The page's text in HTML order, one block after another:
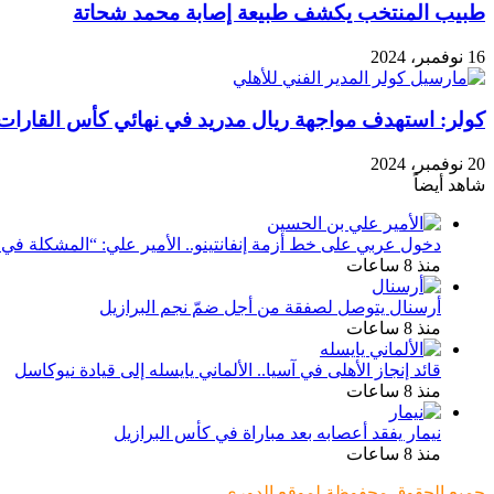
طبيب المنتخب يكشف طبيعة إصابة محمد شحاتة
16 نوفمبر، 2024
كولر: استهدف مواجهة ريال مدريد في نهائي كأس
20 نوفمبر، 2024
شاهد أيضاً
دخول عربي على خط أزمة إنفانتينو.. الأمير علي: “المشكلة في
منذ 8 ساعات
أرسنال يتوصل لصفقة من أجل ضمّ نجم البرازيل
منذ 8 ساعات
قائد إنجاز الأهلى في آسيا.. الألماني يايسله إلى قيادة نيوكاسل
منذ 8 ساعات
نيمار يفقد أعصابه بعد مباراة في كأس البرازيل
منذ 8 ساعات